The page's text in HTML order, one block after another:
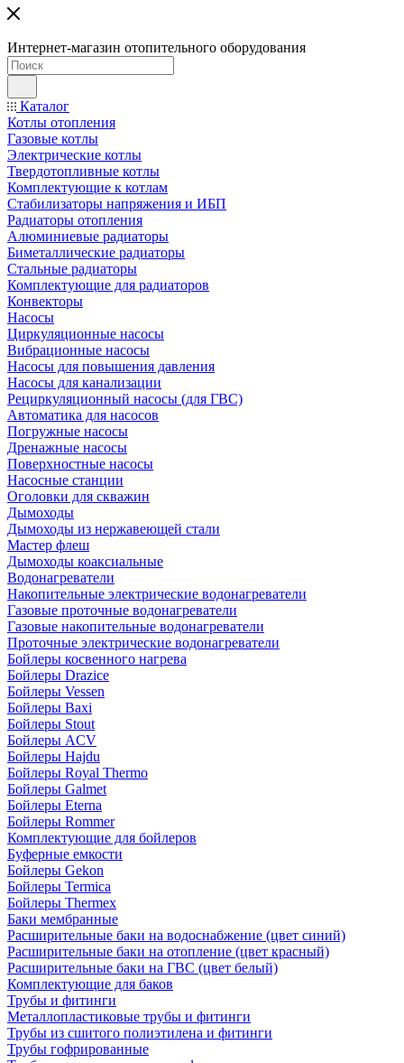
Интернет-магазин отопительного оборудования
Каталог
Котлы отопления
Газовые котлы
Электрические котлы
Твердотопливные котлы
Комплектующие к котлам
Стабилизаторы напряжения и ИБП
Радиаторы отопления
Алюминиевые радиаторы
Биметаллические радиаторы
Стальные радиаторы
Комплектующие для радиаторов
Конвекторы
Насосы
Циркуляционные насосы
Вибрационные насосы
Насосы для повышения давления
Насосы для канализации
Рециркуляционный насосы (для ГВС)
Автоматика для насосов
Погружные насосы
Дренажные насосы
Поверхностные насосы
Насосные станции
Оголовки для скважин
Дымоходы
Дымоходы из нержавеющей стали
Мастер флеш
Дымоходы коаксиальные
Водонагреватели
Накопительные электрические водонагреватели
Газовые проточные водонагреватели
Газовые накопительные водонагреватели
Проточные электрические водонагреватели
Бойлеры косвенного нагрева
Бойлеры Drazice
Бойлеры Vessen
Бойлеры Baxi
Бойлеры Stout
Бойлеры ACV
Бойлеры Hajdu
Бойлеры Royal Thermo
Бойлеры Galmet
Бойлеры Eterna
Бойлеры Rommer
Комплектующие для бойлеров
Буферные емкости
Бойлеры Gekon
Бойлеры Termica
Бойлеры Thermex
Баки мембранные
Расширительные баки на водоснабжение (цвет синий)
Расширительные баки на отопление (цвет красный)
Расширительные баки на ГВС (цвет белый)
Комплектующие для баков
Трубы и фитинги
Металлопластиковые трубы и фитинги
Трубы из сшитого полиэтилена и фитинги
Трубы гофрированные